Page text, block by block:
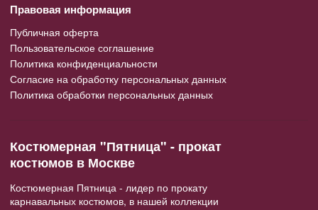
Правовая информация
Публичная оферта
Пользовательское соглашение
Политика конфиденциальности
Согласие на обработку персональных данных
Политика обработки персональных данных
Костюмерная "Пятница" - прокат
костюмов в Москве
Костюмерная Пятница - лидер по прокату
карнавальных костюмов, в нашей коллекции